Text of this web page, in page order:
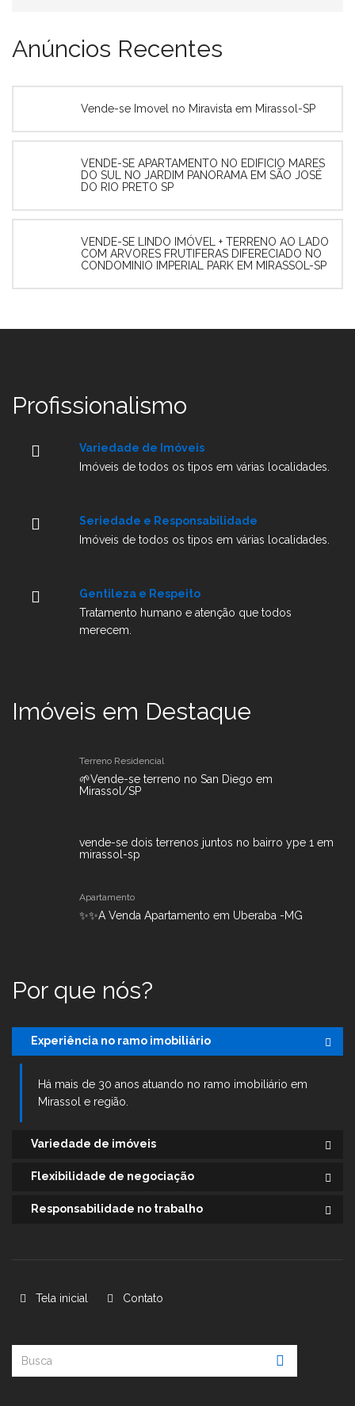
Anúncios Recentes
Vende-se Imovel no Miravista em Mirassol-SP
VENDE-SE APARTAMENTO NO EDIFICIO MARES
DO SUL NO JARDIM PANORAMA EM SÃO JOSÉ
DO RIO PRETO SP
VENDE-SE LINDO IMÓVEL + TERRENO AO LADO
COM ARVORES FRUTIFERAS DIFERECIADO NO
CONDOMINIO IMPERIAL PARK EM MIRASSOL-SP
Profissionalismo
Variedade de Imóveis
Imóveis de todos os tipos em várias localidades.
Seriedade e Responsabilidade
Imóveis de todos os tipos em várias localidades.
Gentileza e Respeito
Tratamento humano e atenção que todos
merecem.
Imóveis em Destaque
Terreno Residencial
🌱Vende-se terreno no San Diego em
Mirassol/SP
vende-se dois terrenos juntos no bairro ype 1 em
mirassol-sp
Apartamento
✨✨A Venda Apartamento em Uberaba -MG
Por que nós?
Experiência no ramo imobiliário
Há mais de 30 anos atuando no ramo imobiliário em
Mirassol e região.
Variedade de imóveis
Flexibilidade de negociação
Responsabilidade no trabalho
Tela inicial Contato